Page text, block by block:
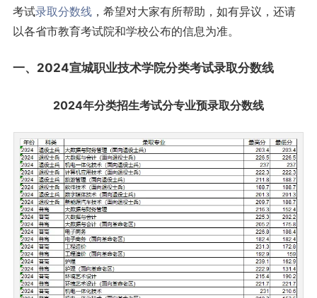
考试录取分数线，希望对大家有所帮助，如有异议，还请
以各省市教育考试院和学校公布的信息为准。
一、2024宣城职业技术学院分类考试录取分数线
2024年分类招生考试分专业预录取分数线